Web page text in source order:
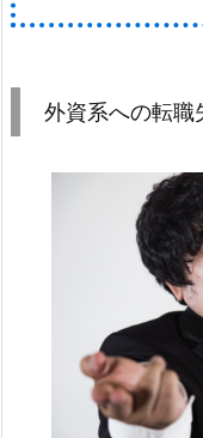
外資系への転職